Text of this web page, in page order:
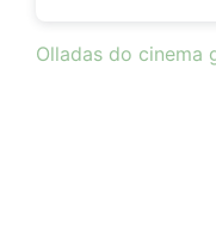
Olladas do cinema